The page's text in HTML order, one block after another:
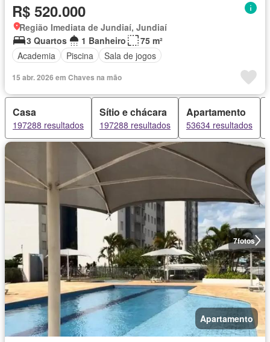
R$ 520.000
Região Imediata de Jundiaí, Jundiaí
3 Quartos
1 Banheiro
75 m²
Academia
Piscina Sala de jogos
15 abr. 2026 em Chaves na mão
Casa
197288 resultados
Sítio e chácara
197288 resultados
Apartamento
53634 resultados
7fotos
Apartamento